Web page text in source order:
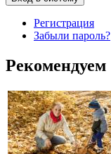
Регистрация
Забыли пароль?
Рекомендуем